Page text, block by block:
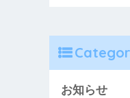
お知らせ